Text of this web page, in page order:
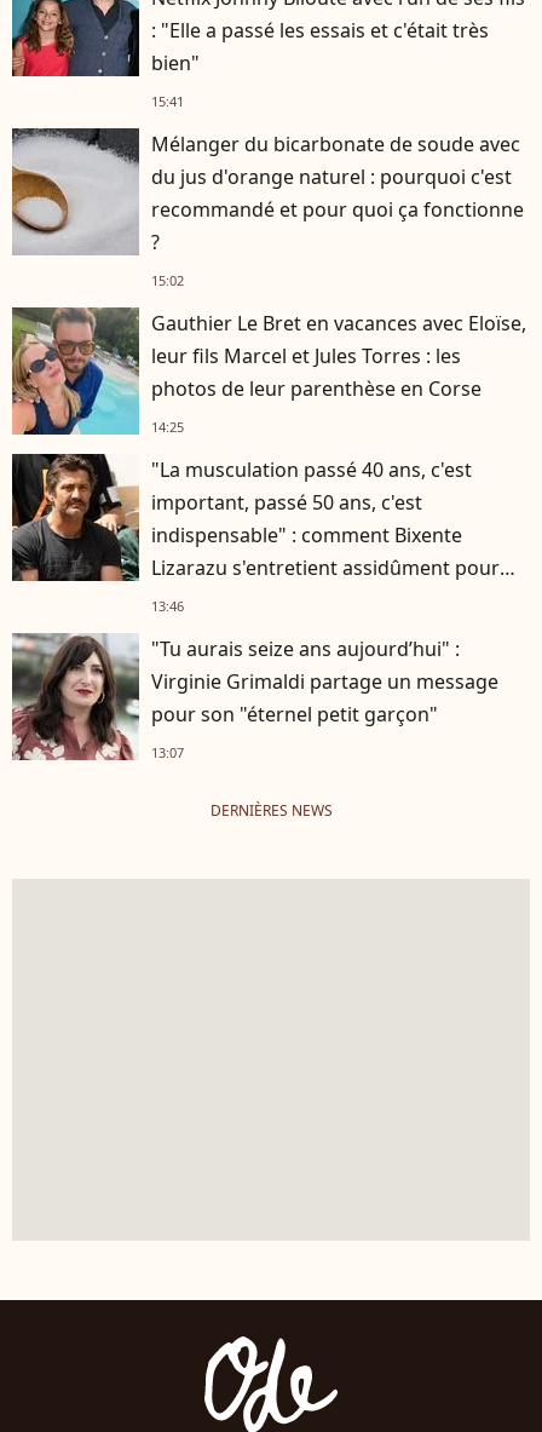
: "Elle a passé les essais et c'était très
bien"
15:41
Mélanger du bicarbonate de soude avec
du jus d'orange naturel : pourquoi c'est
recommandé et pour quoi ça fonctionne
?
15:02
Gauthier Le Bret en vacances avec Eloïse,
leur fils Marcel et Jules Torres : les
photos de leur parenthèse en Corse
14:25
"La musculation passé 40 ans, c'est
important, passé 50 ans, c'est
indispensable" : comment Bixente
Lizarazu s'entretient assidûment pour
rester musclé à 56 ans ?
13:46
"Tu aurais seize ans aujourd’hui" :
Virginie Grimaldi partage un message
pour son "éternel petit garçon"
13:07
DERNIÈRES NEWS